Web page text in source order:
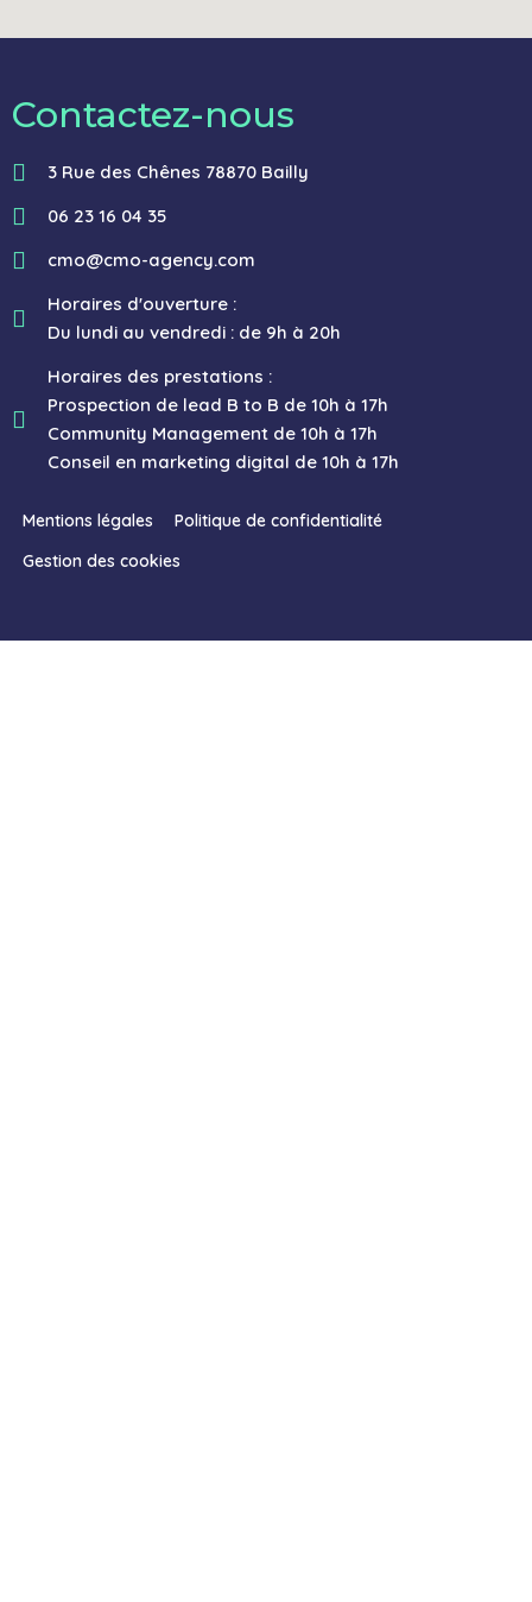
Contactez-nous
3 Rue des Chênes 78870 Bailly
06 23 16 04 35
cmo@cmo-agency.com
Horaires d'ouverture :
Du lundi au vendredi : de 9h à 20h
Horaires des prestations :
Prospection de lead B to B de 10h à 17h
Community Management de 10h à 17h
Conseil en marketing digital de 10h à 17h
Mentions légales
Politique de confidentialité
Gestion des cookies